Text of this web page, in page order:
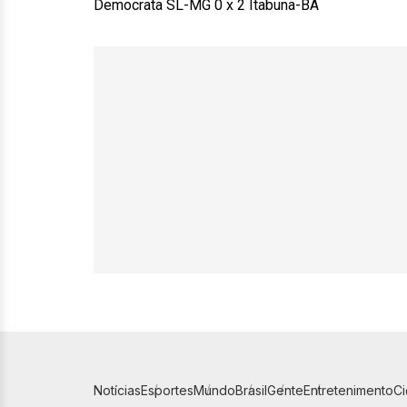
Democrata SL-MG 0 x 2 Itabuna-BA
NotíciasEsportesMundoBrasilGenteEntretenimento